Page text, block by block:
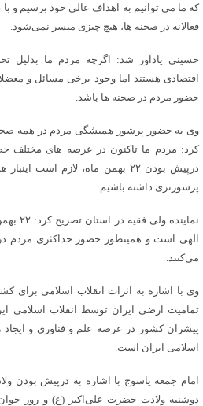
که ما می توانیم به اهداف عالی خود برسیم و
فعالانه در صحنه ها، هیچ چیزی میسر نمی‌شود.
حسینی یادآور شد: اگرچه مردم ما بدلیل
اقتصادی هستند اما وجود برخی مسائل و
حضور مردم در صحنه ها باشد.
وی به حضور پرشور همیشگی مردم در همه
کرد: مردم ما تاکنون در عرصه های مختلف
درپیش بودن ۲۲ بهمن ماه، لازم
پرشورتری داشته باشیم.
الهی است و همینطور حضور حداکثری مردم
می‌کنند.
وی با اشاره به اثرات انقلاب اسلامی برای
تمامیت ارضی ایران توسط انقلاب اسلامی
پیشران کشور در عرصه علم و فناوری و ایجاد
اسلامی ایران است.
امام جمعه یاسوج با اشاره به درپیش بودن
دوشنبه ولادت حضرت علی‌اکبر (ع) و روز